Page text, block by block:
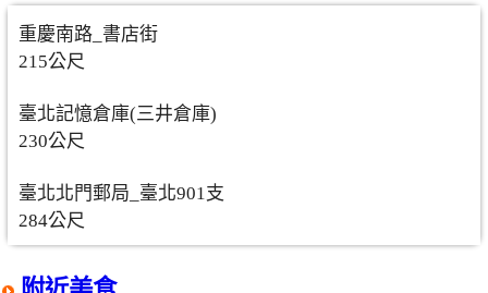
重慶南路_書店街
215公尺
臺北記憶倉庫(三井倉庫)
230公尺
臺北北門郵局_臺北901支
284公尺